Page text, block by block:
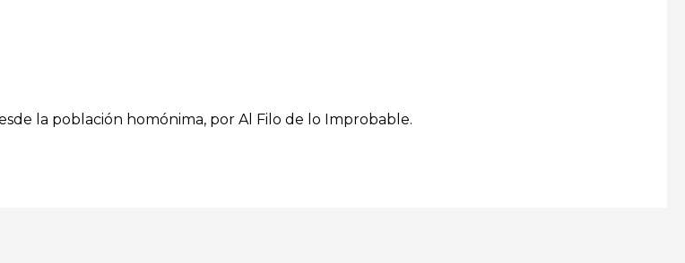
la población homónima, por Al Filo de lo Improbable.